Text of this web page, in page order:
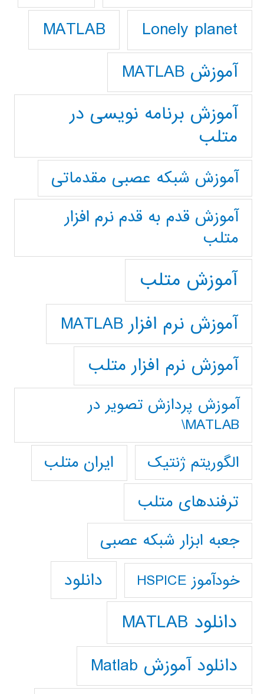
Lonely planet
MATLAB
آموزش MATLAB
آموزش برنامه نویسی در
متلب
آموزش شبکه عصبی مقدماتی
آموزش قدم به قدم نرم افزار
متلب
آموزش متلب
آموزش نرم افزار MATLAB
آموزش نرم افزار متلب
آموزش پردازش تصوير در
MATLAB\
الگوریتم ژنتیک
ایران متلب
ترفندهای متلب
جعبه ابزار شبکه عصبی
خودآموز HSPICE دانلود
دانلود MATLAB
دانلود آموزش Matlab